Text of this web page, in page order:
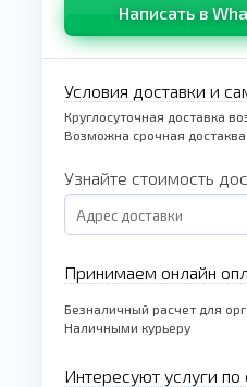
Написать в
Условия доставки и
Круглосуточная доставка
Возможна срочная достаква
Узнайте стоимость
Принимаем онлайн
Безналичный расчет для
Наличными курьеру
Интересуют услуги